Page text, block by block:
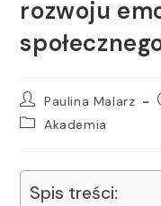
rozwoju
Paulina Malarz
Akademia
Spis treści: